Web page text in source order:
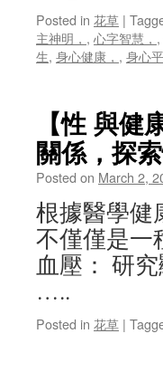
Posted in 花草 |
主神明， , 心字智慧， ,
生, 身心健康， , 身心
【性 與
關係，探
Posted on March 2,
根據醫學健
不僅僅是一
血壓： 研
…..
Posted in 花草 |